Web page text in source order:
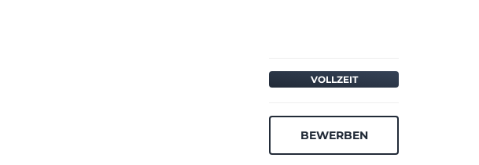
VOLLZEIT
BEWERBEN